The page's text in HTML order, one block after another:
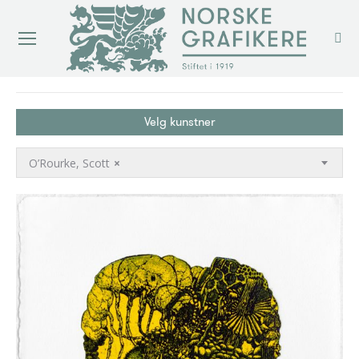
Velg kunstner
×
O’Rourke, Scott